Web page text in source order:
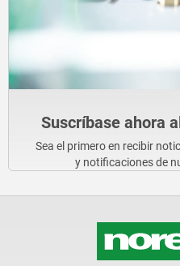
Suscríbase ahora
Sea el primero en recibir
y notificaciones de